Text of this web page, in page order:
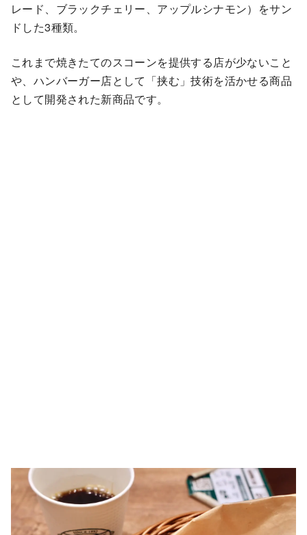
レード、ブラックチェリー、アップルシナモン）をサン
ドした3種類。
これまで焼きたてのスコーンを提供する店が少ないこと
や、ハンバーガー店として「挟む」技術を活かせる商品
として開発された新商品です。